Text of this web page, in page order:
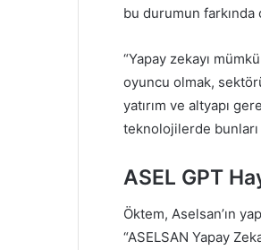
bu durumun
“Yapay zekayı
oyuncu olmak,
yatırım ve altyapı
teknolojilerde
ASEL GPT
Öktem, Aselsan’ın
“ASELSAN Yapay